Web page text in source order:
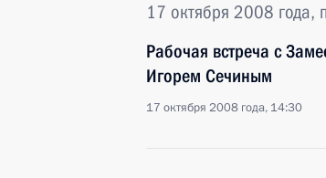
17 октября 2008 года,
Рабочая встреча с
Игорем Сечиным
17 октября 2008 года, 14:30